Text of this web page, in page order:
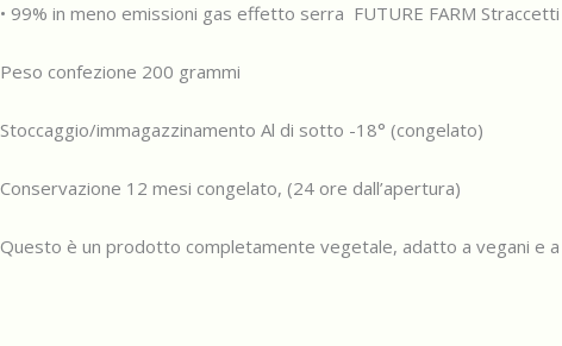
• 99% in meno emissioni gas effetto serra FUTURE FARM
Peso confezione 200 grammi
Stoccaggio/immagazzinamento Al di sotto -18° (congelato)
Conservazione 12 mesi congelato, (24 ore dall’apertura)
Questo è un prodotto completamente vegetale, adatto a vegani e